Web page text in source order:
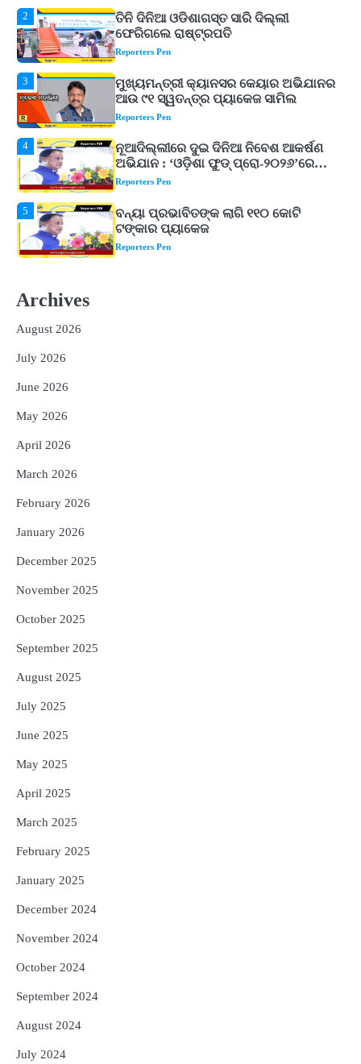
3
ମୁଖ୍ୟମନ୍ତ୍ରୀ କ୍ୟାନସର କେୟାର ଅଭିଯାନର
ଆଉ ୯୧ ସ୍ୱତନ୍ତ୍ର ପ୍ୟାକେଜ ସାମିଲ
Reporters Pen
4
ନୂଆଦିଲ୍ଲୀରେ ଦୁଇ ଦିନିଆ ନିବେଶ ଆକର୍ଷଣ
ଅଭିଯାନ : ‘ଓଡ଼ିଶା ଫୁଡ୍ ପ୍ରୋ-୨୦୨୬’ରେ
ଖାଦ୍ୟ ପ୍ରକ୍ରିୟାକରଣ କ୍ଷେତ୍ରକୁ ମିଳିବ
Reporters Pen
5
ବନ୍ୟା ପ୍ରଭାବିତଙ୍କ ଲାଗି ୧୧୦ କୋଟି
ଟଙ୍କାର ପ୍ୟାକେଜ
Reporters Pen
1
ଆସାମରେ ଭୟଙ୍କର ବନ୍ୟା ମୃତ୍ୟୁ ସଂଖ୍ୟା
୮୯କୁ ବୃଦ୍ଧି
Reporters Pen
5
Archives
August 2026
July 2026
June 2026
May 2026
April 2026
March 2026
February 2026
January 2026
December 2025
November 2025
October 2025
September 2025
August 2025
July 2025
June 2025
May 2025
April 2025
March 2025
February 2025
January 2025
December 2024
November 2024
October 2024
September 2024
August 2024
July 2024